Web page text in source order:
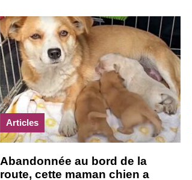
Articles
Abandonnée au bord de la
route, cette maman chien a